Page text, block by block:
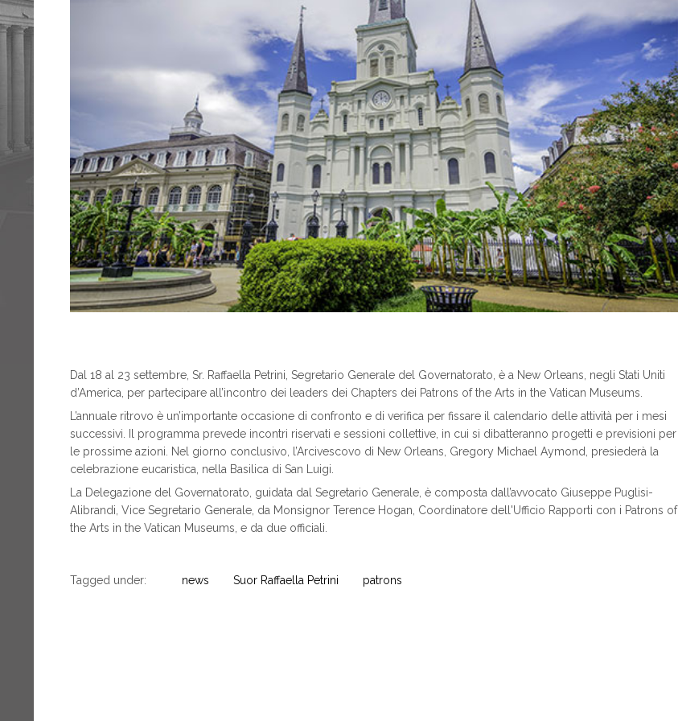
Dal 18 al 23 settembre, Sr. Raffaella Petrini, Segretario Generale del Governatorato, è a New Orleans, negli Stati Uniti
d’America, per partecipare all’incontro dei leaders dei Chapters dei Patrons of the Arts in the Vatican Museums.
L’annuale ritrovo è un’importante occasione di confronto e di verifica per fissare il calendario delle attività per i mesi
successivi. Il programma prevede incontri riservati e sessioni collettive, in cui si dibatteranno progetti e previsioni per
le prossime azioni. Nel giorno conclusivo, l’Arcivescovo di New Orleans, Gregory Michael Aymond, presiederà la
celebrazione eucaristica, nella Basilica di San Luigi.
La Delegazione del Governatorato, guidata dal Segretario Generale, è composta dall’avvocato Giuseppe Puglisi-
Alibrandi, Vice Segretario Generale, da Monsignor Terence Hogan, Coordinatore dell'Ufficio Rapporti con i Patrons of
the Arts in the Vatican Museums, e da due officiali.
Tagged under: news Suor Raffaella Petrini patrons